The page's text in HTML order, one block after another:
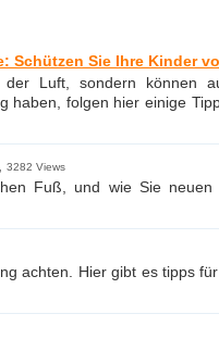
Schützen Sie Ihre Kinder
Luft, sondern können
folgen hier einige
3282 Views
Fuß, und wie Sie neuen
achten. Hier gibt es tipps